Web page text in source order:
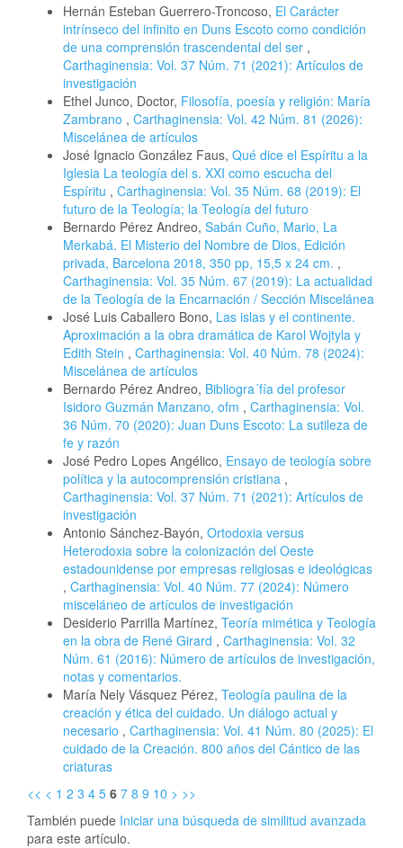
Hernán Esteban Guerrero-Troncoso, El Carácter
intrínseco del infinito en Duns Escoto como condición
de una comprensión trascendental del ser ,
Carthaginensia: Vol. 37 Núm. 71 (2021): Artículos de
investigación
Ethel Junco, Doctor, Filosofía, poesía y religión: María
Zambrano , Carthaginensia: Vol. 42 Núm. 81 (2026):
Miscelánea de artículos
José Ignacio González Faus, Qué dice el Espíritu a la
Iglesia La teología del s. XXI como escucha del
Espíritu , Carthaginensia: Vol. 35 Núm. 68 (2019): El
futuro de la Teología; la Teología del futuro
Bernardo Pérez Andreo, Sabán Cuño, Mario, La
Merkabá. El Misterio del Nombre de Dios, Edición
privada, Barcelona 2018, 350 pp, 15,5 x 24 cm. ,
Carthaginensia: Vol. 35 Núm. 67 (2019): La actualidad
de la Teología de la Encarnación / Sección Miscelánea
José Luis Caballero Bono, Las islas y el continente.
Aproximación a la obra dramática de Karol Wojtyla y
Edith Stein , Carthaginensia: Vol. 40 Núm. 78 (2024):
Miscelánea de artículos
Bernardo Pérez Andreo, Bibliogra´fía del profesor
Isidoro Guzmán Manzano, ofm , Carthaginensia: Vol.
36 Núm. 70 (2020): Juan Duns Escoto: La sutileza de
fe y razón
José Pedro Lopes Angélico, Ensayo de teología sobre
política y la autocomprensión cristiana ,
Carthaginensia: Vol. 37 Núm. 71 (2021): Artículos de
investigación
Antonio Sánchez-Bayón, Ortodoxia versus
Heterodoxia sobre la colonización del Oeste
estadounidense por empresas religiosas e ideológicas
, Carthaginensia: Vol. 40 Núm. 77 (2024): Número
misceláneo de artículos de investigación
Desiderio Parrilla Martínez, Teoría mimética y Teología
en la obra de René Girard , Carthaginensia: Vol. 32
Núm. 61 (2016): Número de artículos de investigación,
notas y comentarios.
María Nely Vásquez Pérez, Teología paulina de la
creación y ética del cuidado. Un diálogo actual y
necesario , Carthaginensia: Vol. 41 Núm. 80 (2025): El
cuidado de la Creación. 800 años del Cántico de las
criaturas
<< < 1 2 3 4 5 6 7 8 9 10 > >>
También puede Iniciar una búsqueda de similitud avanzada
para este artículo.